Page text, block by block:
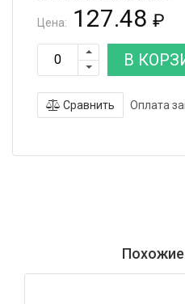
Цена: 127.48 ₽
В
Сравнить Оплата